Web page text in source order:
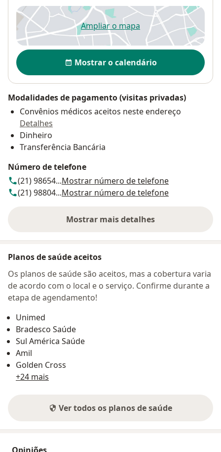
Ampliar o mapaabre num novo separador
Disponibilidade
Mostrar o calendário
Modalidades de pagamento (visitas privadas)
Convênios médicos aceitos neste endereço
Detalhes
Dinheiro
Transferência Bancária
Número de telefone
(21) 98654...Mostrar número de telefone
(21) 98804...Mostrar número de telefone
Mostrar mais detalhes
sobre o endereço
Planos de saúde aceitos
Os planos de saúde são aceitos, mas a cobertura varia
de acordo com o local e o serviço. Confirme durante a
etapa de agendamento!
Unimed
Bradesco Saúde
Sul América Saúde
Amil
Golden Cross
+24 mais
Ver todos os planos de saúde